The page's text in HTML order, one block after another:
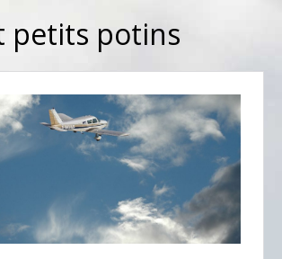
petits potins